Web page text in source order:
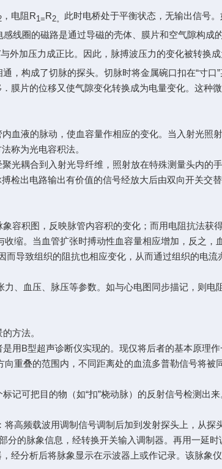
，电阻R1=R2。此时电桥处于平衡状态，无输出信号
感线圈的磁路是通过导磁的壳体、膜片和空气隙构成
加压力成正比。因此，脉搏波压力的变化被转换成
构成了切脉的探头。切脉时将金属碗口扣在“寸口
片的位移又使气隙变化转换成为电量变化。这种
液的脉动，使血容量作相应的变化。当入射光照
称为光电容积法。
耦合到入射光导纤维，照射放在特殊测量头内的
检出电路输出有价值的信号经放大后由双向开关交
积图，反映脉管内容积的变化；而用电阻抗法获得
。当血管扩张时搏动性血容量相应增加，反之，
导致组织的阻抗也相应变化，从而通过组织的电
血压、脉压等参数。如与心电图同步描记，则电
方法。
B型超声诊断仪实现的。现仅将后者的基本原理作
叠的范围内，不同距离处的血流多普勒信号将被
把目的物（如“扣”桡动脉）的反射信号检测出来
频载波用调制信号调制后加到发射探头上，从探
的脉象信息，经转换开关输入调制器。再用一延
分析后将脉象显示在示波器上或作记录。该脉象